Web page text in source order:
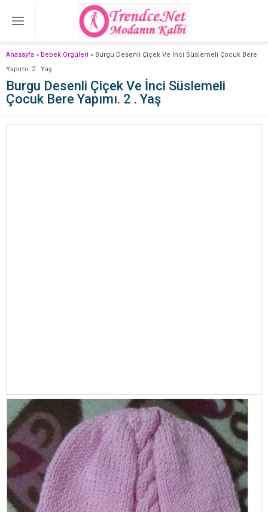
Anasayfa » Bebek Örgüleri » Burgu Desenli Çiçek Ve İnci Süslemeli Çocuk Bere
Yapımı. 2 . Yaş
Burgu Desenli Çiçek Ve İnci Süslemeli
Çocuk Bere Yapımı. 2 . Yaş